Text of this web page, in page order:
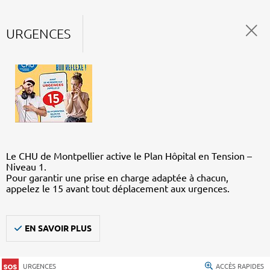
URGENCES
Le CHU de Montpellier active le Plan Hôpital en Tension –
Niveau 1.
Pour garantir une prise en charge adaptée à chacun,
appelez le 15 avant tout déplacement aux urgences.
EN SAVOIR PLUS
URGENCES ACCÈS RAPIDES